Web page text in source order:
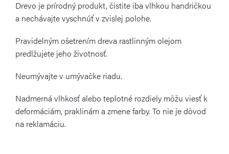
Drevo je prírodný produkt, čistite iba vlhkou handričkou
a nechávajte vyschnúť v zvislej polohe.
Pravidelným ošetrením dreva rastlinným olejom
predlžujete jeho životnosť.
Neumývajte v umývačke riadu.
Nadmerná vlhkosť alebo teplotné rozdiely môžu viesť k
deformáciám, praklinám a zmene farby. To nie je dôvod
na reklamáciu.